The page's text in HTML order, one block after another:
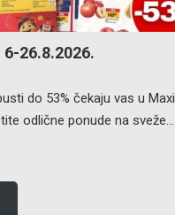
26.8.2026.
do 53% čekaju vas u Maxi
odlične ponude na sveže…